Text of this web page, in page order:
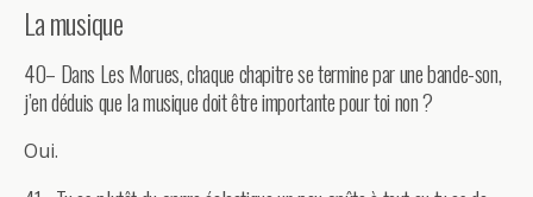
La musique
40– Dans Les Morues, chaque chapitre se termine par une bande-son,
j’en déduis que la musique doit être importante pour toi non ?
Oui.